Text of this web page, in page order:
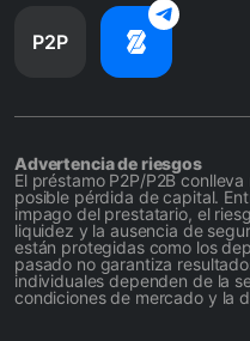
P2P
Advertencia de riesgos
El préstamo P2P/P2B
posible pérdida de capital.
impago del prestatario, el
liquidez y la ausencia de
están protegidas como los
pasado no garantiza
individuales dependen de la
condiciones de mercado y la